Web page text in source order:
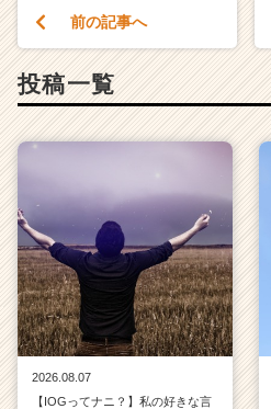
前の記事へ
投稿一覧
2026.08.07
【IOGってナニ？】私の好きな言